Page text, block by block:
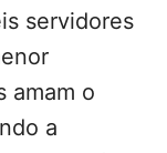
servidores
amam o
a